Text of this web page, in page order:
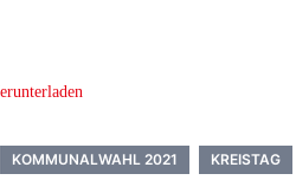
KOMMUNALWAHL 2021 KREISTAG